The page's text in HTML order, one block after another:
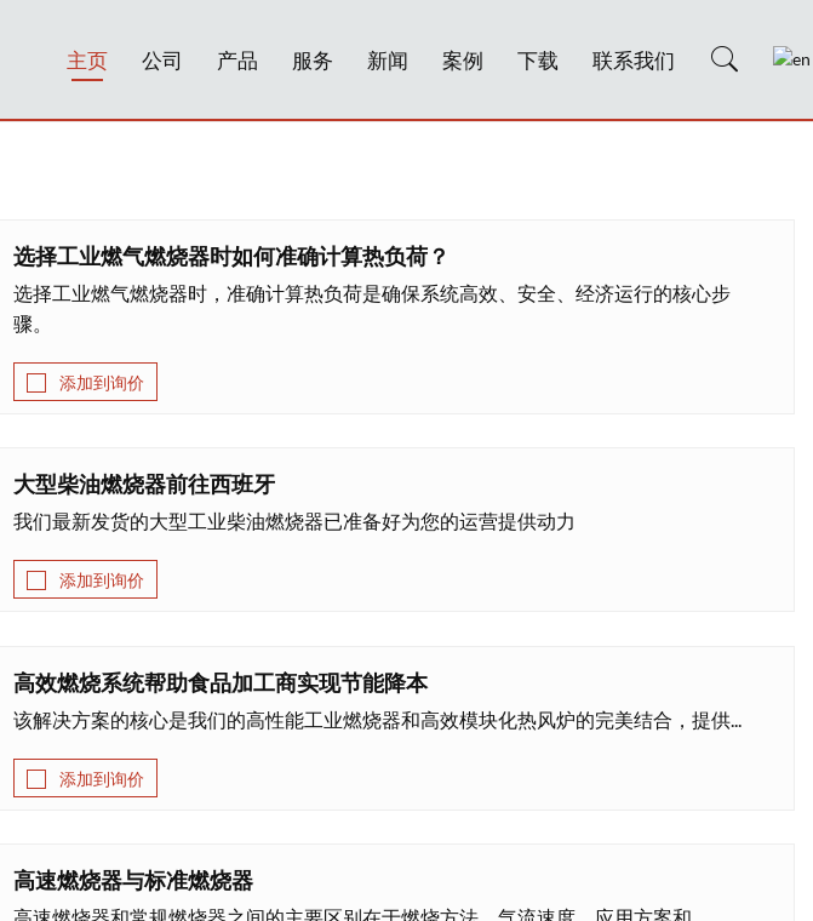
主页 公司 产品 服务 新闻 案例 下载 联系我们
选择工业燃气燃烧器时如何准确计算热负荷？
选择工业燃气燃烧器时，准确计算热负荷是确保系统高效、安全、经济运行的核心步
骤。
添加到询价
大型柴油燃烧器前往西班牙
我们最新发货的大型工业柴油燃烧器已准备好为您的运营提供动力
添加到询价
高效燃烧系统帮助食品加工商实现节能降本
该解决方案的核心是我们的高性能工业燃烧器和高效模块化热风炉的完美结合，提供...
添加到询价
高速燃烧器与标准燃烧器